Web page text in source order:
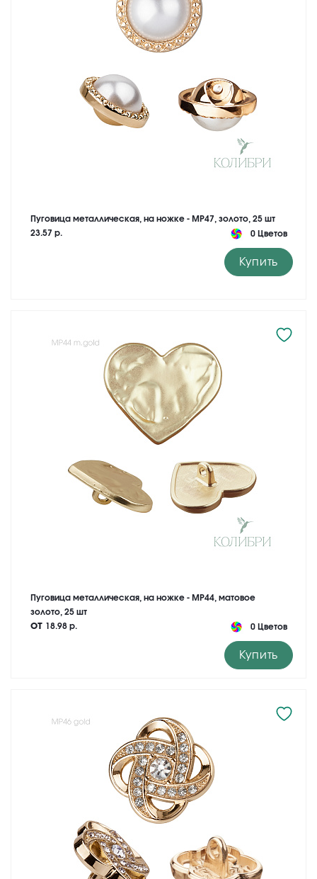
Пуговица металлическая, на ножке - MP47, золото, 25 шт
23.57 р.
0 Цветов
Купить
Пуговица металлическая, на ножке - MP44, матовое
золото, 25 шт
от 18.98 р. 0 Цветов
Купить